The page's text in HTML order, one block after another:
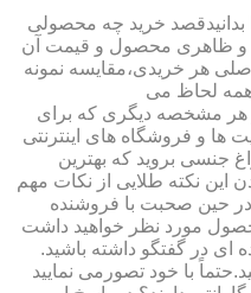
بدانیدقصد خرید چه محصولی
و ظاهری محصول و قیمت آن
هر خریدی،مقایسه نمونه
لحاظ می
هر مشخصه دیگری که برای
ها و فروشگاه های اینترنتی
جنسی بروید که بهترین
این نکته طلایی از نکات مهم
حین صحبت با فروشنده
مورد نظر خواهید داشت
ای در گفتگو داشته باشید.
با خود تصورمی نمایید